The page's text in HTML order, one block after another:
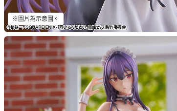
※圖片為示意圖。